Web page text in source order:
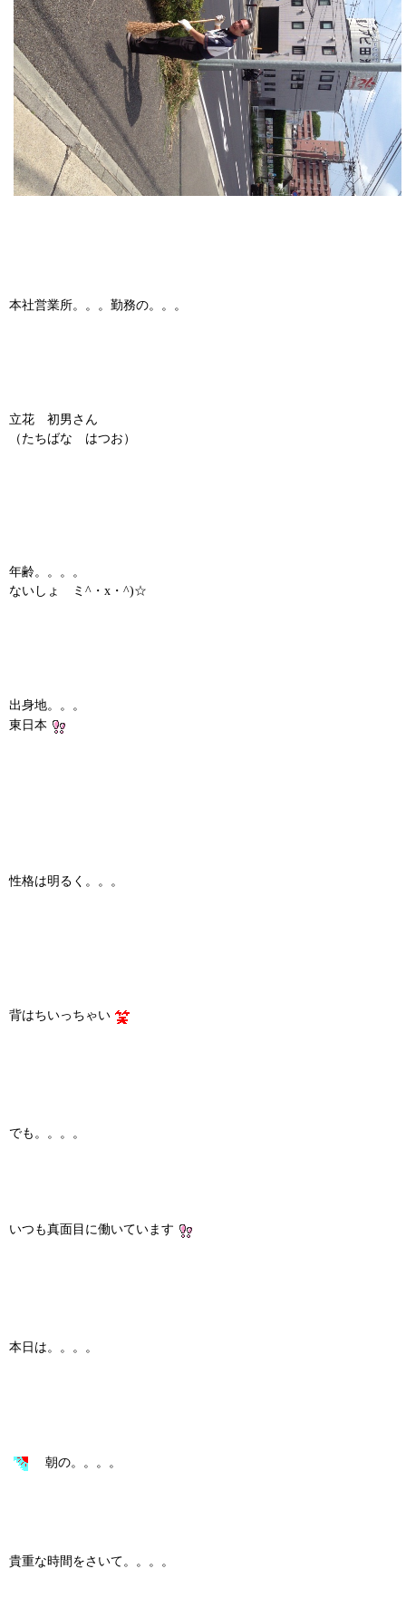
本社営業所。。。勤務の。。。
立花 初男さん
（たちばな はつお）
年齢。。。。
ないしょ ミ^・x・^)☆
出身地。。。
東日本
性格は明るく。。。
背はちいっちゃい
でも。。。。
いつも真面目に働いています
本日は。。。。
朝の。。。。
貴重な時間をさいて。。。。